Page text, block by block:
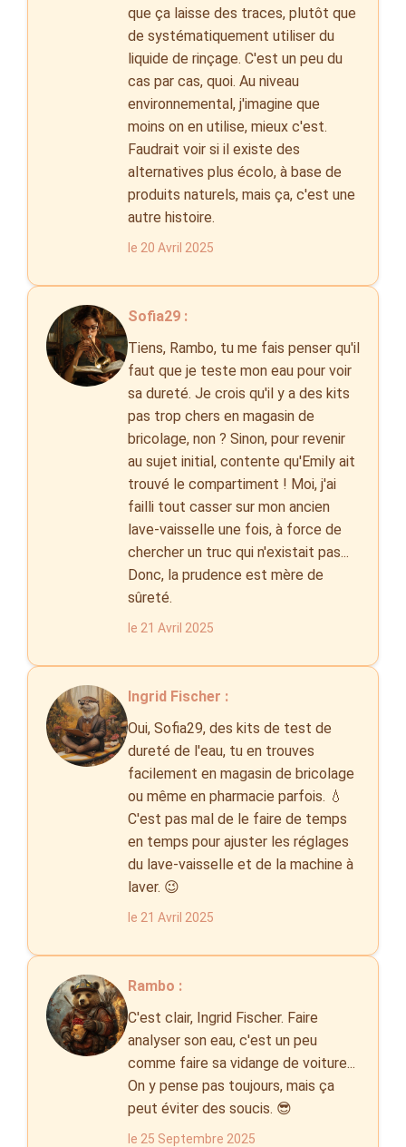
que ça laisse des traces, plutôt que
de systématiquement utiliser du
liquide de rinçage. C'est un peu du
cas par cas, quoi. Au niveau
environnemental, j'imagine que
moins on en utilise, mieux c'est.
Faudrait voir si il existe des
alternatives plus écolo, à base de
produits naturels, mais ça, c'est une
autre histoire.
le 20 Avril 2025
Sofia29 :
Tiens, Rambo, tu me fais penser qu'il
faut que je teste mon eau pour voir
sa dureté. Je crois qu'il y a des kits
pas trop chers en magasin de
bricolage, non ? Sinon, pour revenir
au sujet initial, contente qu'Emily ait
trouvé le compartiment ! Moi, j'ai
failli tout casser sur mon ancien
lave-vaisselle une fois, à force de
chercher un truc qui n'existait pas...
Donc, la prudence est mère de
sûreté.
le 21 Avril 2025
Ingrid Fischer :
Oui, Sofia29, des kits de test de
dureté de l'eau, tu en trouves
facilement en magasin de bricolage
ou même en pharmacie parfois. 💧
C'est pas mal de le faire de temps
en temps pour ajuster les réglages
du lave-vaisselle et de la machine à
laver. 😉
le 21 Avril 2025
Rambo :
C'est clair, Ingrid Fischer. Faire
analyser son eau, c'est un peu
comme faire sa vidange de voiture...
On y pense pas toujours, mais ça
peut éviter des soucis. 😎
le 25 Septembre 2025